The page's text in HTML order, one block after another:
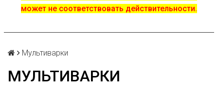
может не соответствовать действительности.
Мультиварки
МУЛЬТИВАРКИ